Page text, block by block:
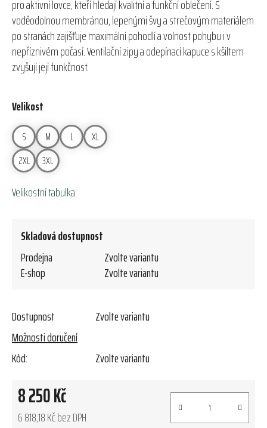
pro aktivní lovce, kteří hledají kvalitní a funkční oblečení. S
voděodolnou membránou, lepenými švy a strečovým materiálem
po stranách zajišťuje maximální pohodlí a volnost pohybu i v
nepříznivém počasí. Ventilační zipy a odepínací kapuce s kšiltem
zvyšují její funkčnost.
Velikost
S M L
XL
2XL
3XL
Velikostní tabulka
Skladová dostupnost
Prodejna
Zvolte variantu
E-shop
Zvolte variantu
Dostupnost
Zvolte variantu
Možnosti doručení
Kód:
Zvolte variantu
8 250 Kč
6 818,18 Kč bez DPH